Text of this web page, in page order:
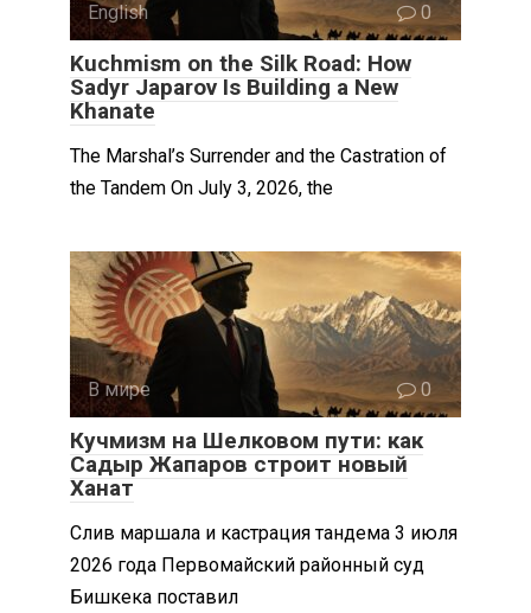
English 0
Kuchmism on the Silk Road: How
Sadyr Japarov Is Building a New
Khanate
The Marshal’s Surrender and the Castration of
the Tandem On July 3, 2026, the
В мире 0
Кучмизм на Шелковом пути: как
Садыр Жапаров строит новый
Ханат
Слив маршала и кастрация тандема 3 июля
2026 года Первомайский районный суд
Бишкека поставил